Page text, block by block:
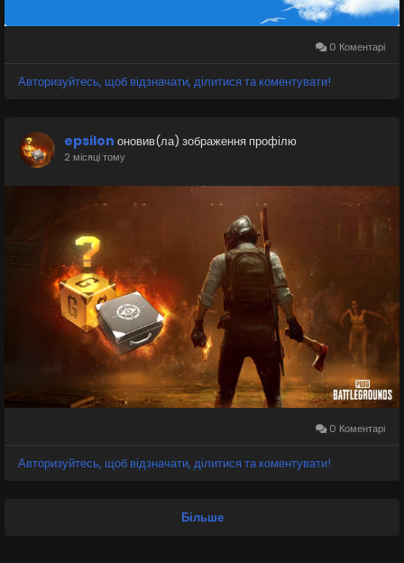
0 Коментарі
Авторизуйтесь, щоб відзначати, ділитися та коментувати!
epsilon оновив(ла) зображення профілю
2 місяці тому
0 Коментарі
Авторизуйтесь, щоб відзначати, ділитися та коментувати!
Більше